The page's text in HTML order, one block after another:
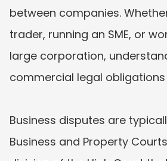
between companies.
trader, running an SME, or
large corporation,
commercial legal obligations
Business disputes are
Business and Property